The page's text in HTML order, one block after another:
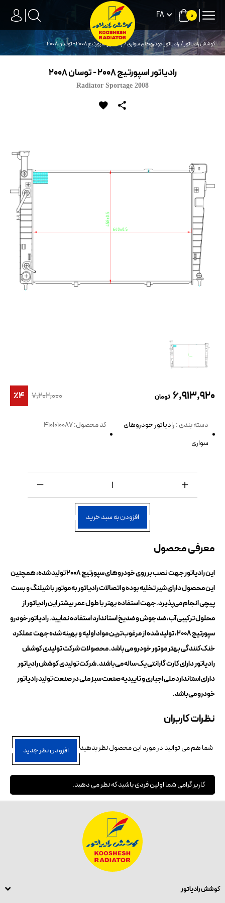
0
FA
کوشش رادیاتور رادیاتور خودروهای سواری رادیاتور اسپورتیج 2008 - توسان 2008
رادیاتور اسپورتیج 2008 - توسان 2008
Radiator Sportage 2008
۶,۹۱۳,۹۲۰ تومان ۷,۲۰۲,۰۰۰ ٪۴
دسته بندی :رادیاتور خودروهای
سواری
کد محصول: 4101010087
افزودن به سبد خرید
معرفی محصول
این رادیاتور جهت نصب بر روی خودروهای سپورتیج 2008 تولید شده، همچنین
این محصول دارای شیر تخلیه بوده و اتصالات رادیاتور به موتور با شیلنگ و بست
پیچی انجام می‌پذیرد. جهت استفاده بهتر با طول عمر بیشتر این رادیاتور از
محلول ترکیبی آب، ضد جوش و ضد‌یخ استاندارد استفاده نمایید. رادیاتور خودرو
سپورتیج 2008، تولید شده از مرغوب‌ترین مواد اولیه و بهینه شده جهت عملکرد
خنک‌کنندگی بهتر موتور خودرو می‌باشد. محصولات شرکت تولیدی کوشش
رادیاتور دارای کارت گارانتی یک ساله می‌باشند. شرکت تولیدی کوشش رادیاتور
دارای استاندارد ملی اجباری و تاییدیه صنعت سبز ملی در صنعت تولید رادیاتور
خودرو می‌باشد.
نظرات کاربران
شما هم می توانید در مورد این محصول نظر بدهید افزودن نظر جدید
کاربر گرامی شما اولین فردی باشید که نظر می دهید.
کوشش رادیاتور